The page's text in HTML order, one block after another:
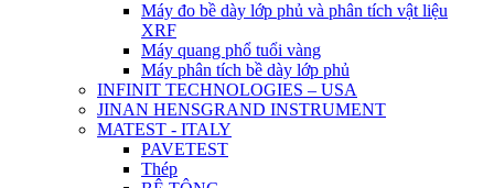
Máy đo bề dày lớp phủ và phân tích vật liệu
XRF
Máy quang phổ tuổi vàng
Máy phân tích bề dày lớp phủ
INFINIT TECHNOLOGIES – USA
JINAN HENSGRAND INSTRUMENT
MATEST - ITALY
PAVETEST
Thép